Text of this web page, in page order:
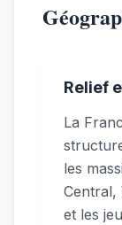
Relief
La
les
Central,
et les